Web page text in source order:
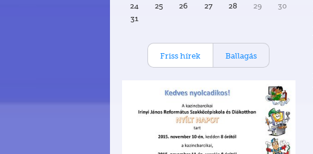
24
25 26 27 28 29
30
31
Friss hírek Ballagás